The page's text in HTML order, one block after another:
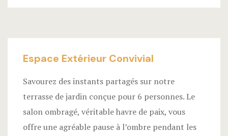
Espace Extérieur Convivial
Savourez des instants partagés sur notre
terrasse de jardin conçue pour 6 personnes. Le
salon ombragé, véritable havre de paix, vous
offre une agréable pause à l’ombre pendant les